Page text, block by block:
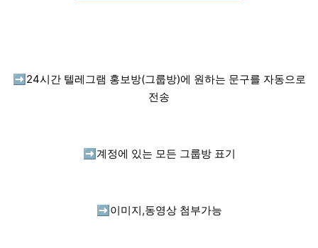
➡️ 24시간 텔레그램 홍보방(그룹방)에 원하는 문구를 자동으로
전송
➡️ 계정에 있는 모든 그룹방 표기
➡️ 이미지,동영상 첨부가능